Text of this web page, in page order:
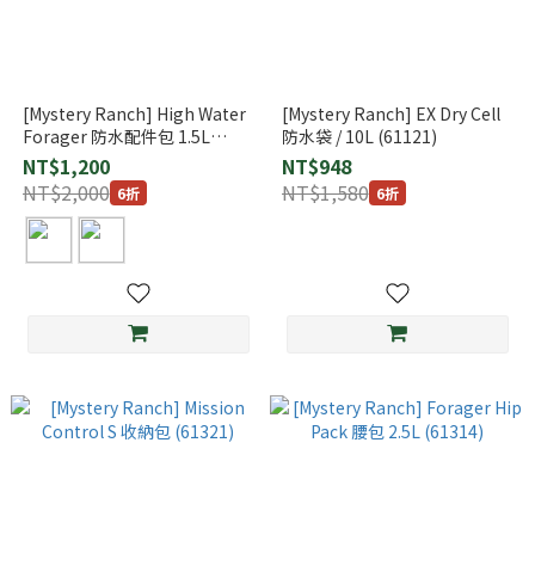
[Mystery Ranch] High Water
Forager 防水配件包 1.5L
(61339、112611)
NT$1,200
NT$2,000 6折
[Mystery Ranch] EX Dry Cell
防水袋 / 10L (61121)
NT$948
NT$1,580 6折